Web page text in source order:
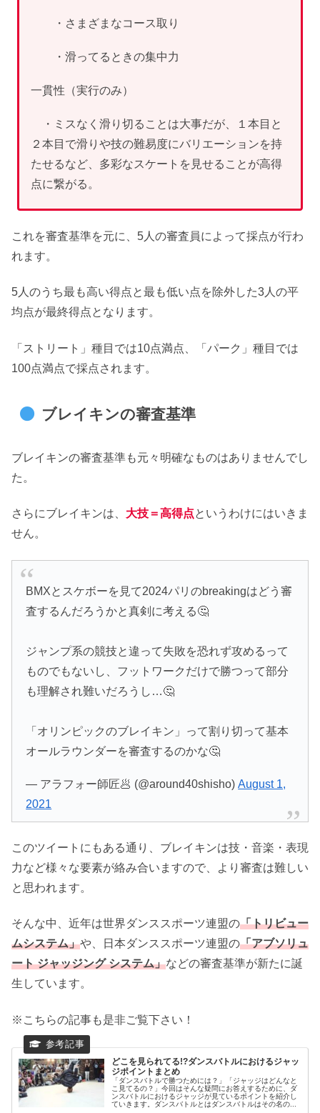
・さまざまなコース取り
・滑ってるときの集中力
一貫性（実行のみ）
・ミスなく滑り切ることは大事だが、１本目と
２本目で滑りや技の難易度にバリエーションを持
たせるなど、多彩なスケートを見せることが高得
点に繋がる。
これを審査基準を元に、5人の審査員によって採点が行わ
れます。
5人のうち最も高い得点と最も低い点を除外した3人の平
均点が最終得点となります。
「ストリート」種目では10点満点、「パーク」種目では
100点満点で採点されます。
ブレイキンの審査基準
ブレイキンの審査基準も元々明確なものはありませんでし
た。
さらにブレイキンは、 大技＝高得点というわけにはいきま
せん。
BMXとスケボーを見て2024パリのbreakingはどう審
査するんだろうかと真剣に考える🤔
ジャンプ系の競技と違って失敗を恐れず攻めるって
ものでもないし、フットワークだけで勝つって部分
も理解され難いだろうし…🤔
「オリンピックのブレイキン」って割り切って基本
オールラウンダーを審査するのかな🤔
— アラフォー師匠🥟 (@around40shisho)August 1,
2021
このツイートにもある通り、ブレイキンは技・音楽・表現
力など様々な要素が絡み合いますので、より審査は難しい
と思われます。
そんな中、近年は世界ダンススポーツ連盟の「トリビュー
ムシステム」や、日本ダンススポーツ連盟の「アブソリュ
ート ジャッジング システム」などの審査基準が新たに誕
生しています。
※こちらの記事も是非ご覧下さい！
どこを見られてる!?ダンスバトルにおけるジャッ
ジポイントまとめ
「ダンスバトルで勝つためには？」「ジャッジはどんなと
こ見てるの？」今回はそんな疑問にお答えするために、ダ
ンスバトルにおけるジャッジが見ているポイントを紹介し
ていきます。ダンスバトルとはダンスバトルはその名の...